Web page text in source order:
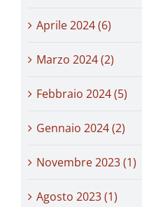
Aprile 2024 (6)
Marzo 2024 (2)
Febbraio 2024 (5)
Gennaio 2024 (2)
Novembre 2023 (1)
Agosto 2023 (1)